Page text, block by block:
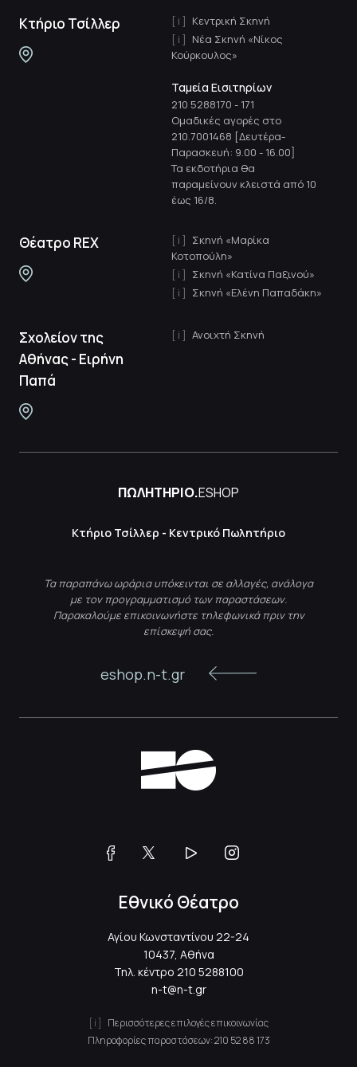
Κτήριο Τσίλλερ
Κεντρική Σκηνή
Νέα Σκηνή «Νίκος
Κούρκουλος»
Ταμεία Εισιτηρίων
210 5288170 - 171
Ομαδικές αγορές στο
210.7001468 [Δευτέρα-
Παρασκευή: 9.00 - 16.00]
Τα εκδοτήρια θα
παραμείνουν κλειστά από 10
έως 16/8.
Θέατρο REX
Σκηνή «Μαρίκα
Κοτοπούλη»
Σκηνή «Κατίνα Παξινού»
Σκηνή «Ελένη Παπαδάκη»
Σχολείον της
Αθήνας - Ειρήνη
Παπά
Ανοιχτή Σκηνή
ΠΩΛΗΤΗΡΙΟ.ESHOP
Κτήριο Τσίλλερ - Κεντρικό Πωλητήριο
Τα παραπάνω ωράρια υπόκεινται σε αλλαγές, ανάλογα
με τον προγραμματισμό των παραστάσεων.
Παρακαλούμε επικοινωνήστε τηλεφωνικά πριν την
επίσκεψή σας.
eshop.n-t.gr
Εθνικό Θέατρο
Αγίου Κωνσταντίνου 22-24
10437, Αθήνα
Τηλ. κέντρο 210 5288100
n-t@n-t.gr
Περισσότερες επιλογές επικοινωνίας
Πληροφορίες παραστάσεων:210 52 88 173